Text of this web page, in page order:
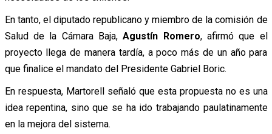
En tanto, el diputado republicano y miembro de la comisión de
Salud de la Cámara Baja,Agustín Romero, afirmó que el
proyecto llega de manera tardía, a poco más de un año para
que finalice el mandato del Presidente Gabriel Boric.
En respuesta, Martorell señaló que esta propuesta no es una
idea repentina, sino que se ha ido trabajando paulatinamente
en la mejora del sistema.